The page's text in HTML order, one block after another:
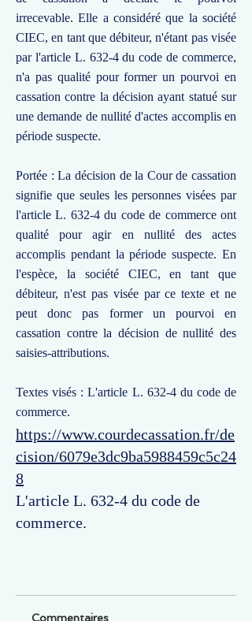
irrecevable. Elle a considéré que la société
CIEC, en tant que débiteur, n'étant pas visée
par l'article L. 632-4 du code de commerce,
n'a pas qualité pour former un pourvoi en
cassation contre la décision ayant statué sur
une demande de nullité d'actes accomplis en
période suspecte.
Portée : La décision de la Cour de cassation
signifie que seules les personnes visées par
l'article L. 632-4 du code de commerce ont
qualité pour agir en nullité des actes
accomplis pendant la période suspecte. En
l'espèce, la société CIEC, en tant que
débiteur, n'est pas visée par ce texte et ne
peut donc pas former un pourvoi en
cassation contre la décision de nullité des
saisies-attributions.
Textes visés : L'article L. 632-4 du code de
commerce.
https://www.courdecassation.fr/de
cision/6079e3dc9ba5988459c5c24
8
L'article L. 632-4 du code de
commerce.
Commentaires